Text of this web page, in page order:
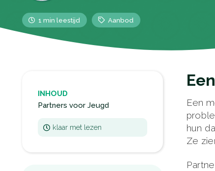
1 min leestijd Aanbod
INHOUD
Partners voor Jeugd
klaar met lezen
Een
hun
Ze